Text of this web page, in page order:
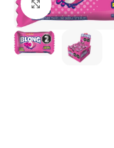
Click para